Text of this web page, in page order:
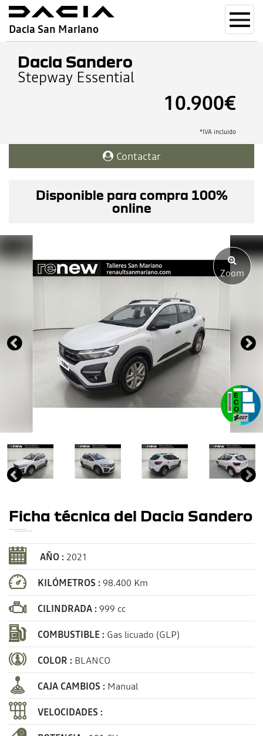
Dacia San Mariano
Dacia Sandero
Stepway Essential
10.900€
*IVA incluido
Contactar
Disponible para compra 100%
online
Zoom
Ficha técnica del Dacia Sandero
AÑO : 2021
KILÓMETROS :98.400 Km
CILINDRADA :999 cc
COMBUSTIBLE : Gas licuado (GLP)
COLOR : BLANCO
CAJA CAMBIOS : Manual
VELOCIDADES :